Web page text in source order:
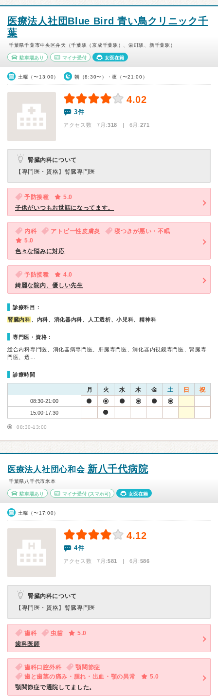
医療法人社団Blue Bird 青い鳥クリニック千
葉
千葉県千葉市中央区弁天（千葉駅（京成千葉駅）、栄町駅、新千葉駅）
駐車場あり マイナ受付 女医在籍
土曜（〜13:00） 朝（8:30〜）・夜（〜21:00）
4.02
3件
アクセス数 7月:318 | 6月:271
腎臓内科について
【専門医・資格】 腎臓専門医
予防接種
5.0
子供がいつもお世話になってます。
内科 アトピー性皮膚炎
寝つきが悪い・不眠
5.0
色々な悩みに対応
予防接種
4.0
綺麗な院内、優しい先生
診療科目：
腎臓内科 、内科、消化器内科、人工透析、小児科、精神科
専門医・資格：
総合内科専門医、消化器病専門医、肝臓専門医、消化器内視鏡専門医、腎臓専
門医、透…
診療時間
月 火 水 木 金 土 日 祝
08:30-21:00
15:00-17:30
08:30-13:00
医療法人社団心和会 新八千代病院
千葉県八千代市米本
駐車場あり マイナ受付(スマホ可) 女医在籍
土曜（〜17:00）
4.12
4件
アクセス数 7月:581 | 6月:586
腎臓内科について
【専門医・資格】 腎臓専門医
歯科 虫歯
5.0
歯科医師
歯科口腔外科
顎関節症
歯と歯茎の痛み・腫れ・出血・顎の異常
5.0
顎関節症で通院してました。